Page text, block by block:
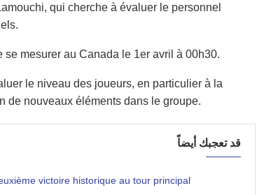
qui cherche à évaluer le personnel
se mesurer au Canada le 1er avril à 00h30.
le niveau des joueurs, en particulier à la
de nouveaux éléments dans le groupe.
قد تعجبك أيضاً
victoire historique au tour principal